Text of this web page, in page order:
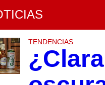
TENDENCIAS